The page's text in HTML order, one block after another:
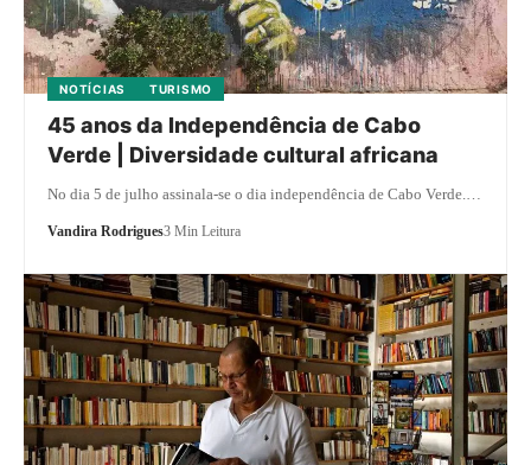
NOTÍCIAS TURISMO
45 anos da Independência de Cabo
Verde | Diversidade cultural africana
No dia 5 de julho assinala-se o dia independência de Cabo Verde.…
Vandira Rodrigues3 Min Leitura